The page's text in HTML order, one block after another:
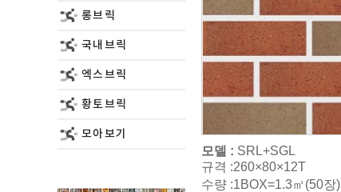
롱브릭
국내브릭
엑스브릭
황토브릭
모아보기
모델 : SRL+SGL
규격 :260×80×12T
수량 :1BOX=1.3㎡(50장)